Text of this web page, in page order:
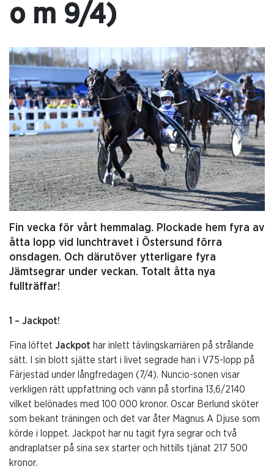
o m 9/4)
Fin vecka för vårt hemmalag. Plockade hem fyra av
åtta lopp vid lunchtravet i Östersund förra
onsdagen. Och därutöver ytterligare fyra
Jämtsegrar under veckan. Totalt åtta nya
fullträffar!
1 – Jackpot!
Fina löftet Jackpot har inlett tävlingskarriären på strålande
sätt. I sin blott sjätte start i livet segrade han i V75-lopp på
Färjestad under långfredagen (7/4). Nuncio-sonen visar
verkligen rätt uppfattning och vann på storfina 13,6/2140
vilket belönades med 100 000 kronor. Oscar Berlund sköter
som bekant träningen och det var åter Magnus A Djuse som
körde i loppet. Jackpot har nu tagit fyra segrar och två
andraplatser på sina sex starter och hittills tjänat 217 500
kronor.